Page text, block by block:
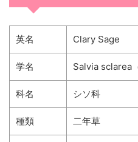
英名 Clary Sage
学名 Salvia sclarea
科名 シソ科
種類 二年草